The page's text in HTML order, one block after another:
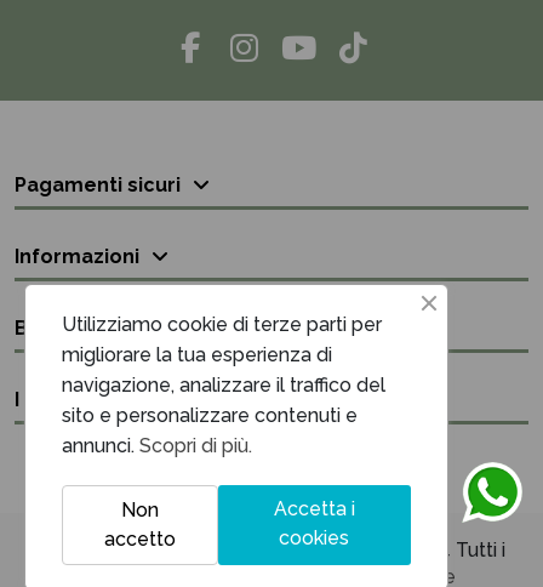
Pagamenti sicuri
Informazioni
Bisogno di aiuto?
I nostri contatti
Unique Maison & Cadeaux P.iva 03394220614 Tutti i
Netrise
Utilizziamo cookie di terze parti per
migliorare la tua esperienza di
navigazione, analizzare il traffico del
sito e personalizzare contenuti e
annunci. Scopri di più.
Accetta i
cookies
Non
accetto